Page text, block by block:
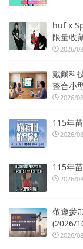
huf x
限量收
2026/
戴爾科
整合小
2026/
115年
2026/
115年
2026/
敬邀參
(2026/
2026/